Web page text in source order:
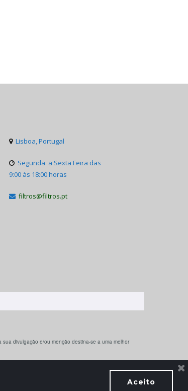
 Lisboa, Portugal
 Segunda a Sexta Feira das
9:00 às 18:00 horas
 filtros@filtros.pt
divulgação e/ou menção destina-se a uma melhor

Aceito